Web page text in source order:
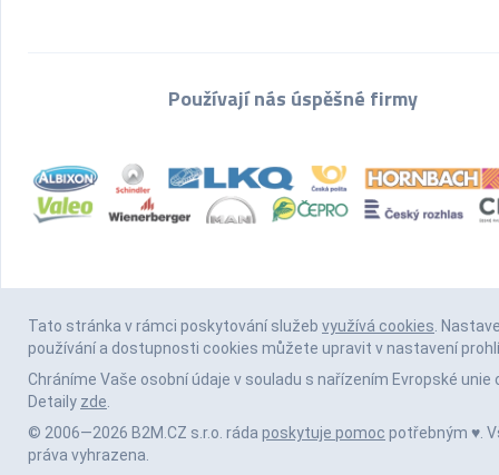
Používají nás úspěšné firmy
Tato stránka v rámci poskytování služeb využívá cookies.
používání a dostupnosti cookies můžete upravit v nastavení
Chráníme Vaše osobní údaje v souladu s nařízením Evropské unie
Detaily zde.
© 2006—2026 B2M.CZ s.r.o. ráda poskytuje pomoc potřebným ♥️.
práva vyhrazena.